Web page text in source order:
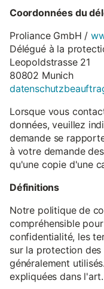
Coordonnées du
Proliance GmbH /
Délégué à la
Leopoldstrasse 21
80802 Munich
Lorsque vous
données, veuillez
demande se
à votre demande
qu'une copie d'une
Définitions
Notre politique de
compréhensible
confidentialité, les
sur la protection des
généralement
expliquées dans l'art.